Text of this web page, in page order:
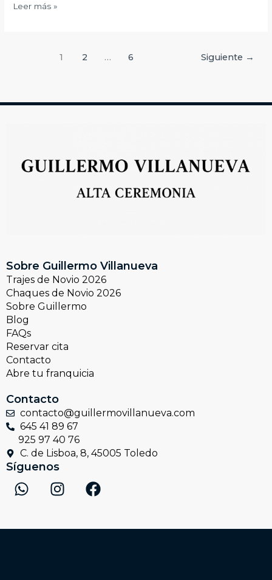
Leer más »
1 2 … 6 Siguiente →
Sobre Guillermo Villanueva
Trajes de Novio 2026
Chaques de Novio 2026
Sobre Guillermo
Blog
FAQs
Reservar cita
Contacto
Abre tu franquicia
Contacto
contacto@guillermovillanueva.com
645 41 89 67
925 97 40 76
C. de Lisboa, 8, 45005 Toledo
Síguenos
W
h
t
I
n
t
F
a
e